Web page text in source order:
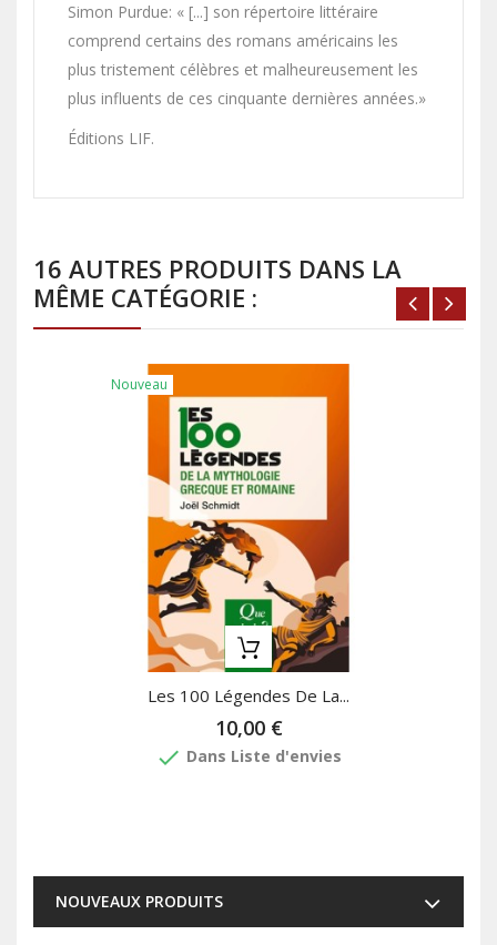
Simon Purdue: « [...] son répertoire littéraire
comprend certains des romans américains les
plus tristement célèbres et malheureusement les
plus influents de ces cinquante dernières années.»
Éditions LIF.
16 AUTRES PRODUITS DANS LA
MÊME CATÉGORIE :
Nouveau
Les 100 Légendes De La...
10,00 €
done Dans Liste d'envies
NOUVEAUX PRODUITS